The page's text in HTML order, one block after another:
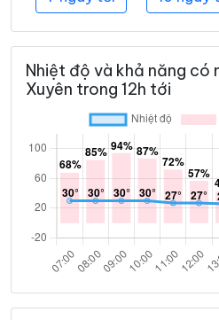
Nhiệt độ và khả năng có
Xuyên trong 12h tới